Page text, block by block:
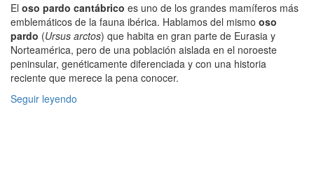
El oso pardo cantábrico es uno de los grandes mamíferos más
emblemáticos de la fauna ibérica. Hablamos del mismo oso
pardo (Ursus arctos) que habita en gran parte de Eurasia y
Norteamérica, pero de una población aislada en el noroeste
peninsular, genéticamente diferenciada y con una historia
reciente que merece la pena conocer.
Seguir leyendo